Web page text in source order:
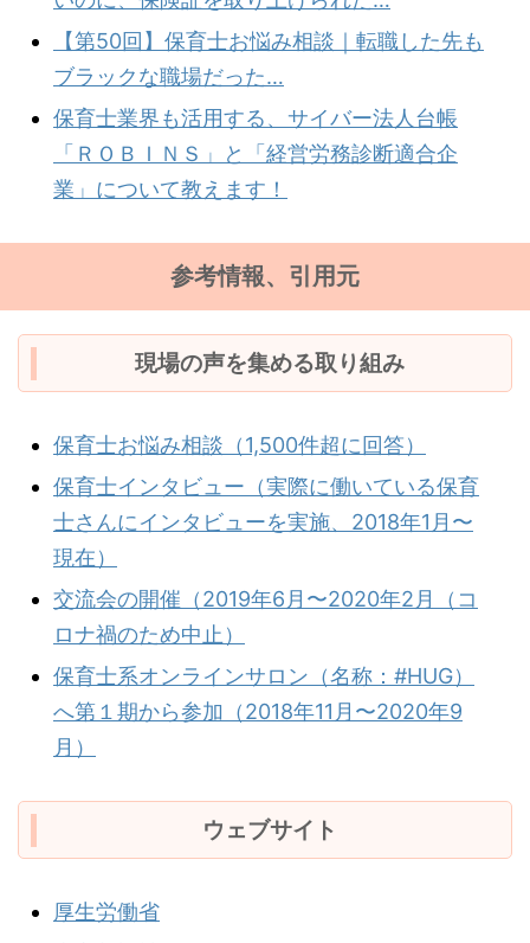
【第50回】保育士お悩み相談｜転職した先も
ブラックな職場だった…
保育士業界も活用する、サイバー法人台帳
「ＲＯＢＩＮＳ」と「経営労務診断適合企
業」について教えます！
参考情報、引用元
現場の声を集める取り組み
保育士お悩み相談（1,500件超に回答）
保育士インタビュー（実際に働いている保育
士さんにインタビューを実施、2018年1月〜
現在）
交流会の開催（2019年6月〜2020年2月（コ
ロナ禍のため中止）
保育士系オンラインサロン（名称：#HUG）
へ第１期から参加（2018年11月〜2020年9
月）
ウェブサイト
厚生労働省